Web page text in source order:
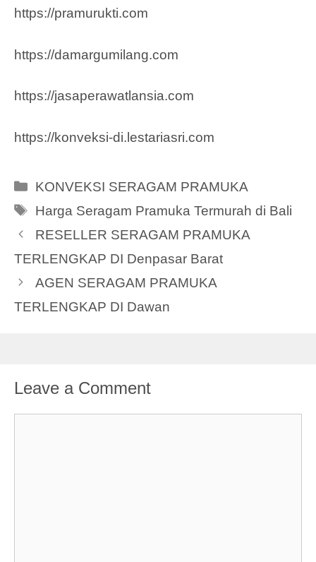
https://pramurukti.com
https://damargumilang.com
https://jasaperawatlansia.com
https://konveksi-di.lestariasri.com
Categories
KONVEKSI SERAGAM PRAMUKA
Tags
Harga Seragam Pramuka Termurah di Bali
RESELLER SERAGAM PRAMUKA
TERLENGKAP DI Denpasar Barat
AGEN SERAGAM PRAMUKA
TERLENGKAP DI Dawan
Leave a Comment